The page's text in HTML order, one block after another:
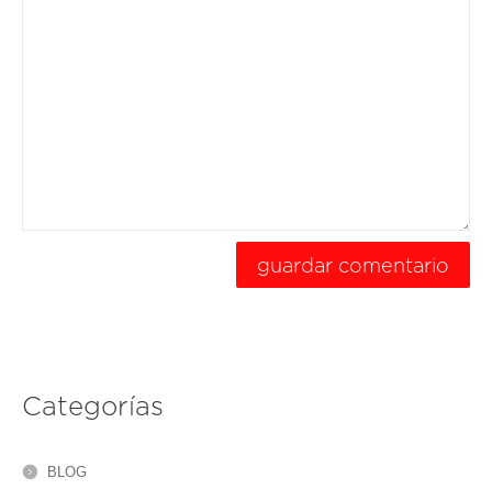
Categorías
BLOG